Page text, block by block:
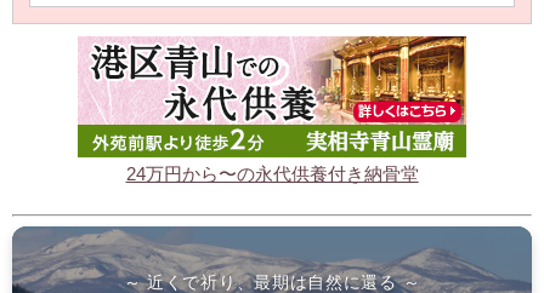
24万円から〜の永代供養付き納骨堂
～ 近くで祈り、最期は自然に還る ～